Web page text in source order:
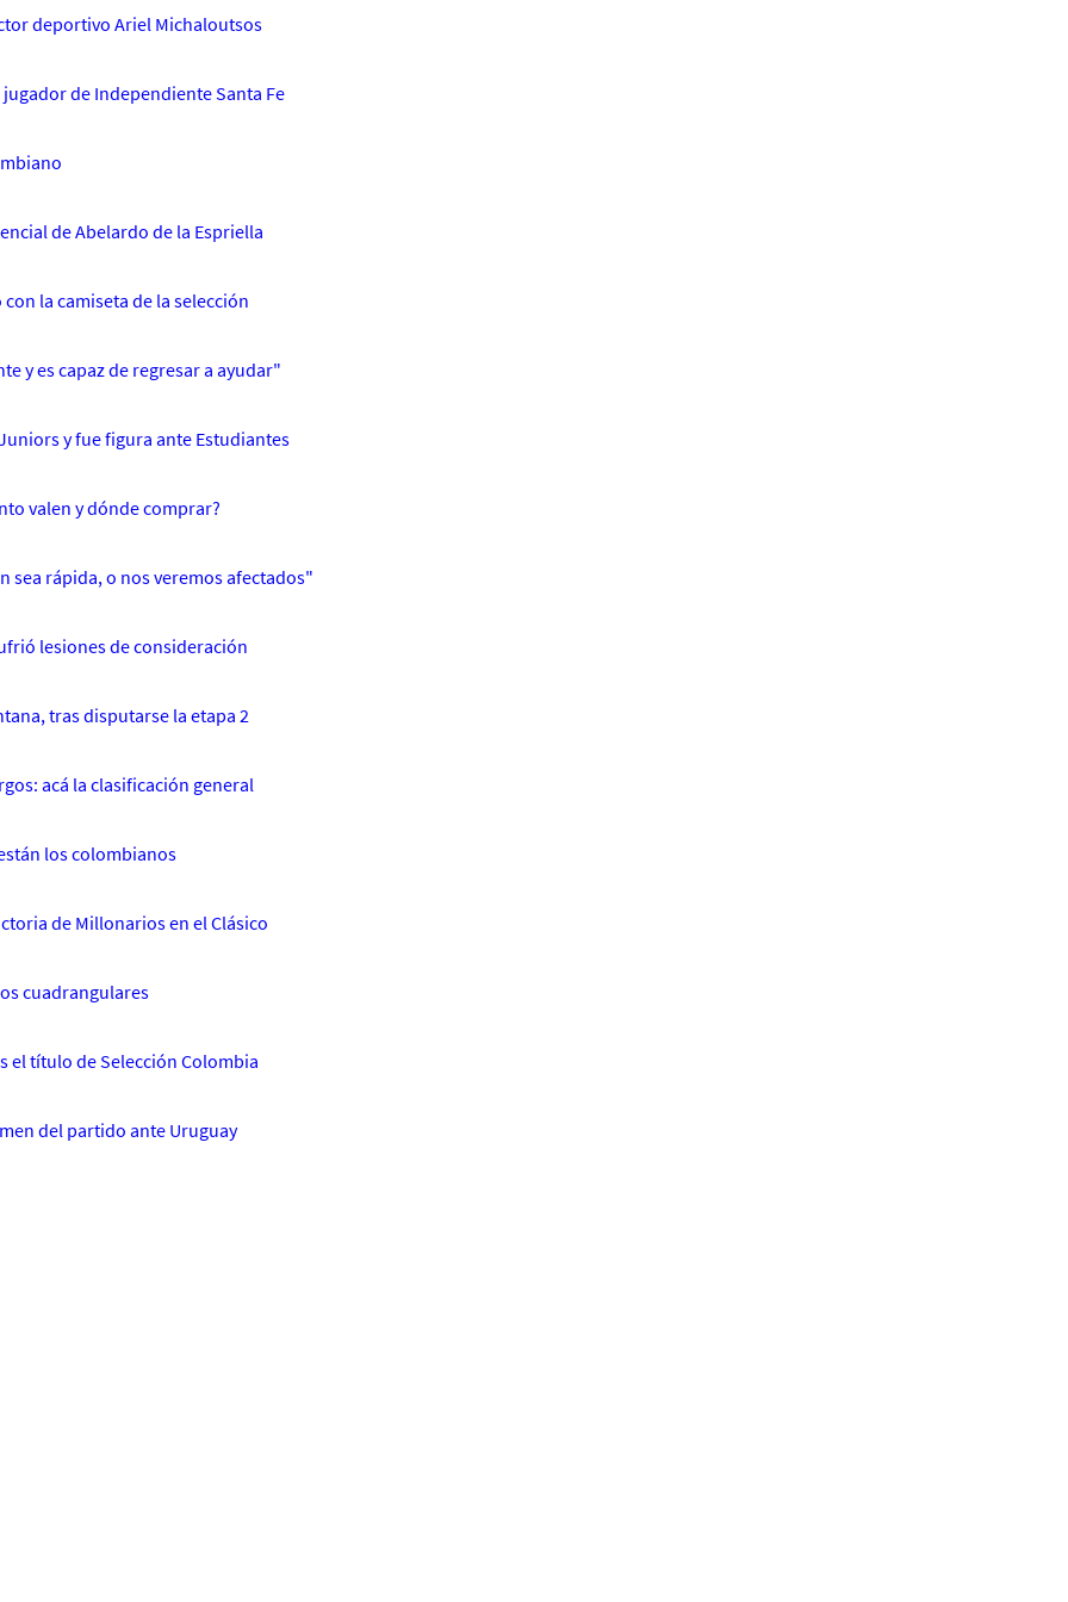
deportivo Ariel Michaloutsos
de Independiente Santa Fe
de Abelardo de la Espriella
la camiseta de la selección
y es capaz de regresar a ayudar"
y fue figura ante Estudiantes
valen y dónde comprar?
sea rápida, o nos veremos afectados"
lesiones de consideración
tras disputarse la etapa 2
acá la clasificación general
los colombianos
de Millonarios en el Clásico
cuadrangulares
el título de Selección Colombia
del partido ante Uruguay